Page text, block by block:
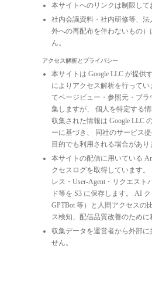
本サイトへのリンクは制限して
社内会議資料・社内研修等、
外への再配布を伴わないもの
ん。
アクセス解析とプライバシー
本サイトは Google LLC が提供
によりアクセス解析を行ってい
てページビュー・参照元・ブラ
集しますが、 個人を特定する情
収集された情報は Google LLC
ーに基づき、 同社のサービス
目的でも利用される場合があり
本サイトの配信に用いている
クセスログを取得しています。
レス・User-Agent・リクエスト
ド等を S3 に保存します。 AI ク
GPTBot 等）と人間アクセスの
ス検知、配信品質改善のために
収集データを運営者から外部に
せん。